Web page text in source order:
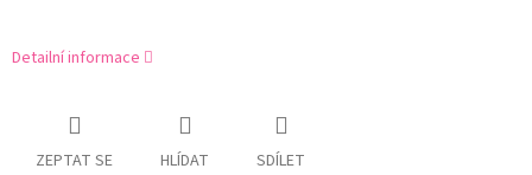
Detailní informace
ZEPTAT SE HLÍDAT SDÍLET